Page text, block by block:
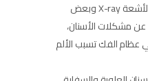
كما يطلب الطبيب التصوير بالأشعة X-ray وبعض
مشكلات الأسنان،
عظام الفك تسبب الألم